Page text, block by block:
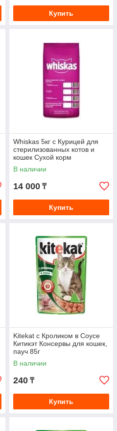
Купить
Whiskas 5кг с Курицей для
стерилизованных котов и
кошек Сухой корм
В наличии
14 000 ₸
Купить
Kitekat с Кроликом в Соусе
Китикэт Консервы для кошек,
пауч 85г
В наличии
240 ₸
Купить